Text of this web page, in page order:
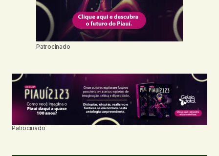
Patrocinado
Patrocinado